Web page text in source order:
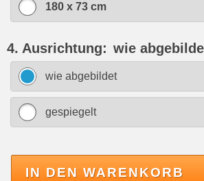
180 x 73 cm
4. Ausrichtung: wie
wie abgebildet
gespiegelt
IN DEN WARENKORB